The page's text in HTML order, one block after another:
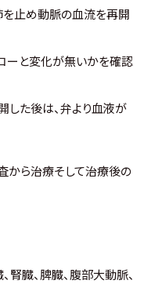
止め動脈の血流を再開
ーと変化が無いかを確認
た後は、弁より血液が
から治療そして治療後の
腎臓、脾臓、腹部大動脈、